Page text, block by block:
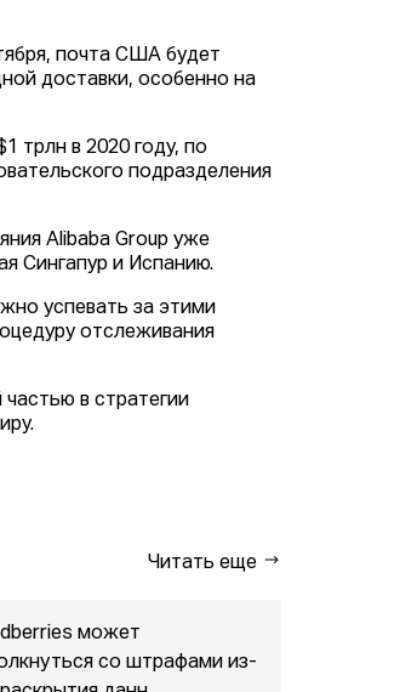
почта США будет
доставки, особенно на
трлн в 2020 году, по
подразделения
Alibaba Group уже
Сингапур и Испанию.
успевать за этими
отслеживания
в стратегии
Читать еще
может
со штрафами из-